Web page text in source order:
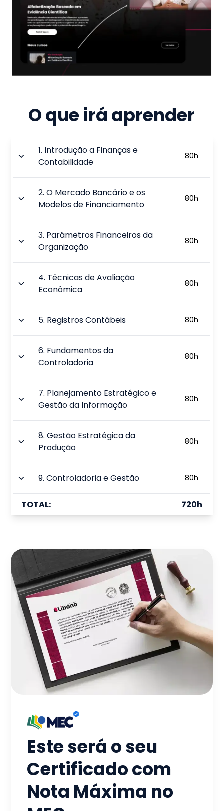
O que irá aprender
1. Introdução a Finanças e
Contabilidade
80h
2.O Mercado Bancário e os
Modelos de Financiamento
80h
3. Parâmetros Financeiros da
Organização
80h
4. Técnicas de Avaliação
Econômica
80h
5. Registros Contábeis 80h
6. Fundamentos da
Controladoria
80h
7. Planejamento Estratégico e
Gestão da Informação
80h
8.Gestão Estratégica da
Produção
80h
9.Controladoria e Gestão 80h
TOTAL: 720h
Este será o seu
Certificado com
Nota Máxima no